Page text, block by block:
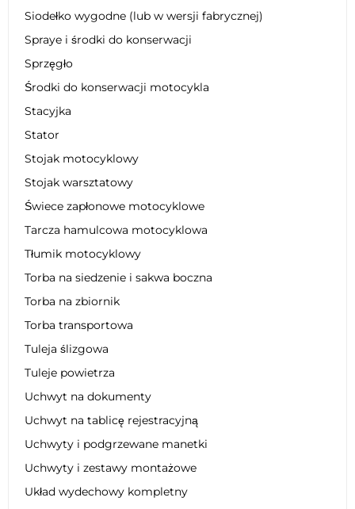
Siodełko wygodne (lub w wersji fabrycznej)
Spraye i środki do konserwacji
Sprzęgło
Środki do konserwacji motocykla
Stacyjka
Stator
Stojak motocyklowy
Stojak warsztatowy
Świece zapłonowe motocyklowe
Tarcza hamulcowa motocyklowa
Tłumik motocyklowy
Torba na siedzenie i sakwa boczna
Torba na zbiornik
Torba transportowa
Tuleja ślizgowa
Tuleje powietrza
Uchwyt na dokumenty
Uchwyt na tablicę rejestracyjną
Uchwyty i podgrzewane manetki
Uchwyty i zestawy montażowe
Układ wydechowy kompletny